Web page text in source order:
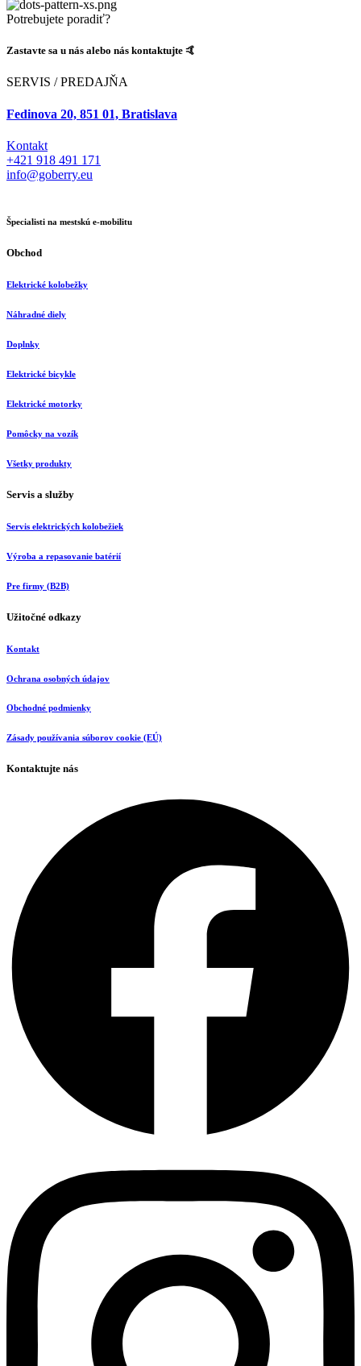
cena
bola:
€10.00.
cena
je:
€8.00.
Potrebujete poradiť?
Zastavte sa u nás alebo nás kontaktujte 🤙
SERVIS / PREDAJŇA
Fedinova 20, 851 01, Bratislava
Kontakt
+421 918 491 171
info@goberry.eu
Špecialisti na mestskú e-mobilitu
Obchod
Elektrické kolobežky
Náhradné diely
Doplnky
Elektrické bicykle
Elektrické motorky
Pomôcky na vozík
Všetky produkty
Servis a služby
Servis elektrických kolobežiek
Výroba a repasovanie batérií
Pre firmy (B2B)
Užitočné odkazy
Kontakt
Ochrana osobných údajov
Obchodné podmienky
Zásady používania súborov cookie (EÚ)
Kontaktujte nás